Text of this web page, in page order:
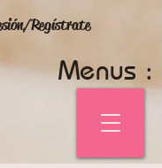
Regístrate
Menus :